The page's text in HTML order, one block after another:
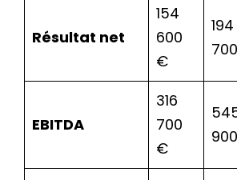
Résultat net
154
600
€
194
EBITDA
316
700
€